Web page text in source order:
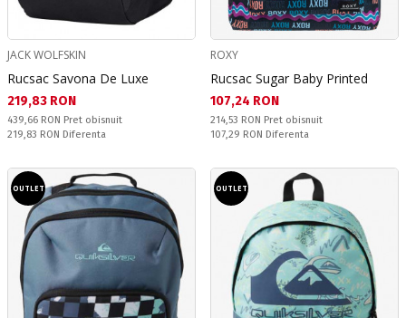
JACK WOLFSKIN
Rucsac Savona De Luxe
Текуща цена:
219,83 RON
Pret obisnuit:
439,66 RON Pret obisnuit
Спестявате:
219,83 RON Diferenta
ROXY
Rucsac Sugar Baby Printed
Текуща цена:
107,24 RON
Pret obisnuit:
214,53 RON Pret obisnuit
Спестявате:
107,29 RON Diferenta
OUTLET OUTLET